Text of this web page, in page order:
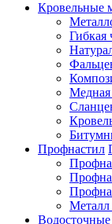
Кровельные
Гибкая
Медная
Профнастил